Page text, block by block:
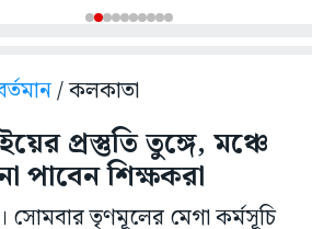
/ কলকাতা
প্রস্তুতি তুঙ্গে, মঞ্চে
পাবেন শিক্ষকরা
সোমবার তৃণমূলের মেগা কর্মসূচি